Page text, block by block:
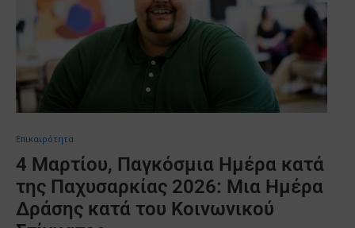
Επικαιρότητα
4 Μαρτίου, Παγκόσμια Ημέρα κατά
της Παχυσαρκίας 2026: Μια Ημέρα
Δράσης κατά του Κοινωνικού